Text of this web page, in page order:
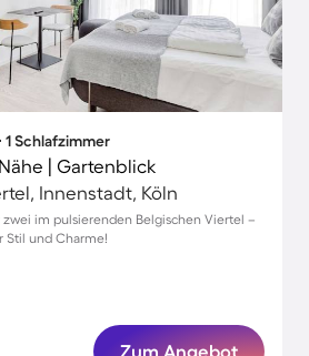
1 Schlafzimmer
| Gartenblick
Innenstadt, Köln
im pulsierenden Belgischen Viertel –
Stil und Charme!
Zum Angebot